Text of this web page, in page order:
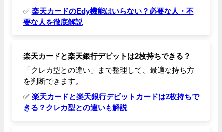
✅ 楽天カードのEdy機能はいらない？必要な人・不
要な人を徹底解説
楽天カードと楽天銀行デビットは2枚持ちできる？
「クレカ型との違い」まで整理して、最適な持ち方
を判断できます。
✅ 楽天カードと楽天銀行デビットカードは2枚持ちで
きる？クレカ型との違いも解説